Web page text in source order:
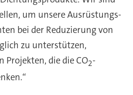
um unsere Ausrüstungs-
bei der Reduzierung von
zu unterstützen,
Projekten, die die CO2-